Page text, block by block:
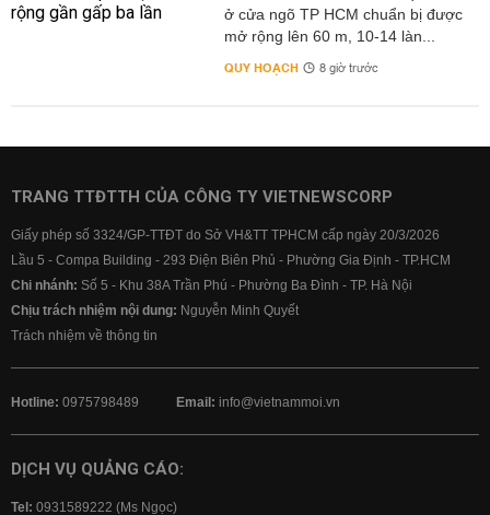
ở cửa ngõ TP HCM chuẩn bị được
mở rộng lên 60 m, 10-14 làn...
QUY HOẠCH 8 giờ trước
TRANG TTĐTTH CỦA CÔNG TY VIETNEWSCORP
Giấy phép số 3324/GP-TTĐT do Sở VH&TT TPHCM cấp ngày 20/3/2026
Lầu 5 - Compa Building - 293 Điện Biên Phủ - Phường Gia Định - TP.HCM
Chi nhánh: Số 5 - Khu 38A Trần Phú - Phường Ba Đình - TP. Hà Nội
Chịu trách nhiệm nội dung: Nguyễn Minh Quyết
Trách nhiệm về thông tin
Hotline: 0975798489 Email: info@vietnammoi.vn
DỊCH VỤ QUẢNG CÁO:
Tel: 0931589222 (Ms Ngọc)